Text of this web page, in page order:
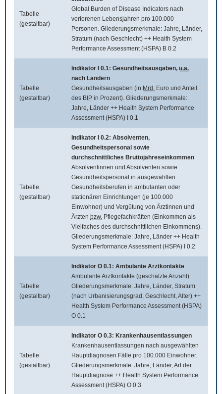
Tabelle
(gestaltbar)
Global Burden of Disease Indicators nach
verlorenen Lebensjahren pro 100.000
Personen. Gliederungsmerkmale: Jahre, Länder,
Stratum (nach Geschlecht) ++ Health System
Performance Assessment (HSPA) B 0.2
Tabelle
(gestaltbar)
Indikator I 0.1: Gesundheitsausgaben, u.a.
nach Ländern
Gesundheitsausgaben (in Mrd. Euro und Anteil
des BIP in Prozent). Gliederungsmerkmale:
Jahre, Länder ++ Health System Performance
Assessment (HSPA) I 0.1
Tabelle
(gestaltbar)
Indikator I 0.2: Absolventen,
Gesundheitspersonal sowie
durchschnittliches Bruttojahreseinkommen
Absolventinnen und Absolventen sowie
Gesundheitspersonal in ausgewählten
Gesundheitsberufen in ambulanten oder
stationären Einrichtungen (je 100.000
Einwohner) und Vergütung von Ärztinnen und
Ärzten bzw. Pflegefachkräften (Einkommen als
Vielfaches des durchschnittlichen Einkommens).
Gliederungsmerkmale: Jahre, Länder ++ Health
System Performance Assessment (HSPA) I 0.2
Tabelle
(gestaltbar)
Indikator O 0.1: Ambulante Arztkontakte
Ambulante Arztkontakte (geschätzte Anzahl).
Gliederungsmerkmale: Jahre, Länder, Stratum
(nach Urbanisierungsgrad, Geschlecht, Alter) ++
Health System Performance Assessment (HSPA)
O 0.1
Tabelle
(gestaltbar)
Indikator O 0.3: Krankenhausentlassungen
Krankenhausentlassungen nach ausgewählten
Hauptdiagnosen Fälle pro 100.000 Einwohner.
Gliederungsmerkmale: Jahre, Länder, Art der
Hauptdiagnose ++ Health System Performance
Assessment (HSPA) O 0.3